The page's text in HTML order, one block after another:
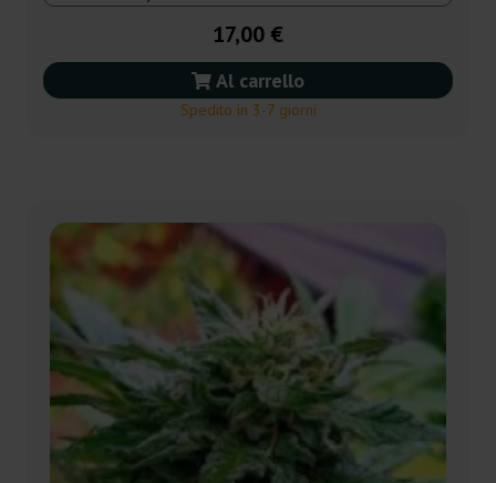
17,00 €
Al carrello
Spedito in 3-7 giorni